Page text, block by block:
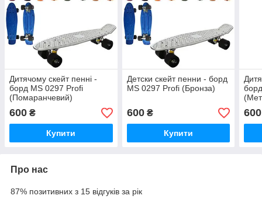
Дитячому скейт пенні -
борд MS 0297 Profi
(Помаранчевий)
600 ₴
Купити
Детски скейт пенни - борд
MS 0297 Profi (Бронза)
600₴
Купити
600
Про нас
87% позитивних з 15 відгуків за рік